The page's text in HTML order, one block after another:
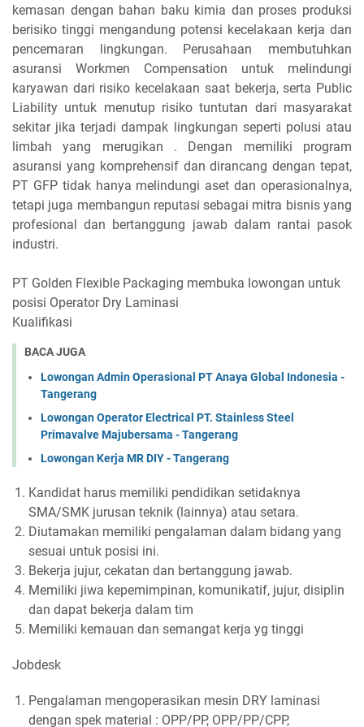
kemasan dengan bahan baku kimia dan proses produksi
berisiko tinggi mengandung potensi kecelakaan kerja dan
pencemaran lingkungan. Perusahaan membutuhkan
asuransi Workmen Compensation untuk melindungi
karyawan dari risiko kecelakaan saat bekerja, serta Public
Liability untuk menutup risiko tuntutan dari masyarakat
sekitar jika terjadi dampak lingkungan seperti polusi atau
limbah yang merugikan . Dengan memiliki program
asuransi yang komprehensif dan dirancang dengan tepat,
PT GFP tidak hanya melindungi aset dan operasionalnya,
tetapi juga membangun reputasi sebagai mitra bisnis yang
profesional dan bertanggung jawab dalam rantai pasok
industri.
PT Golden Flexible Packaging membuka lowongan untuk
posisi Operator Dry Laminasi
Kualifikasi
BACA JUGA
Lowongan Admin Operasional PT Anaya Global Indonesia -
Tangerang
Lowongan Operator Electrical PT. Stainless Steel
Primavalve Majubersama - Tangerang
Lowongan Kerja MR DIY - Tangerang
Kandidat harus memiliki pendidikan setidaknya
SMA/SMK jurusan teknik (lainnya) atau setara.
Diutamakan memiliki pengalaman dalam bidang yang
sesuai untuk posisi ini.
Bekerja jujur, cekatan dan bertanggung jawab.
Memiliki jiwa kepemimpinan, komunikatif, jujur, disiplin
dan dapat bekerja dalam tim
Memiliki kemauan dan semangat kerja yg tinggi
Jobdesk
Pengalaman mengoperasikan mesin DRY laminasi
dengan spek material : OPP/PP, OPP/PP/CPP,